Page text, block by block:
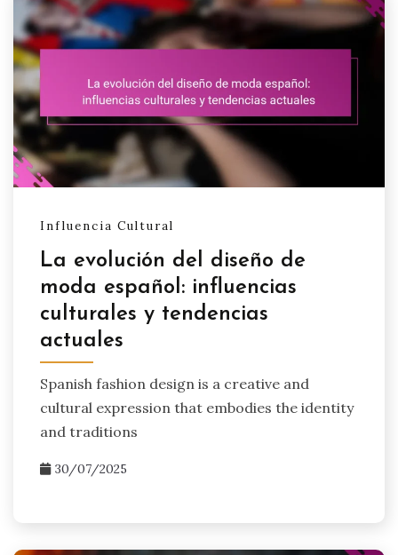
Influencia Cultural
La evolución del diseño de
moda español: influencias
culturales y tendencias
actuales
Spanish fashion design is a creative and
cultural expression that embodies the identity
and traditions
30/07/2025